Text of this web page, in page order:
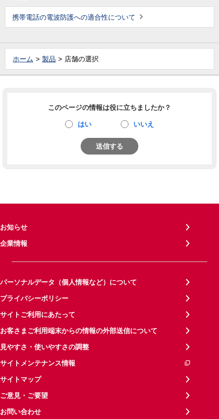
携帯電話の電波防護への適合性について
ホーム 製品 店舗の選択
このページの情報は役に立ちましたか？
はい いいえ
送信する
お知らせ
企業情報
パーソナルデータ（個人情報など）について
プライバシーポリシー
サイトご利用にあたって
お客さまご利用端末からの情報の外部送信について
見やすさ・使いやすさの調整
サイトメンテナンス情報
サイトマップ
ご意見・ご要望
お問い合わせ